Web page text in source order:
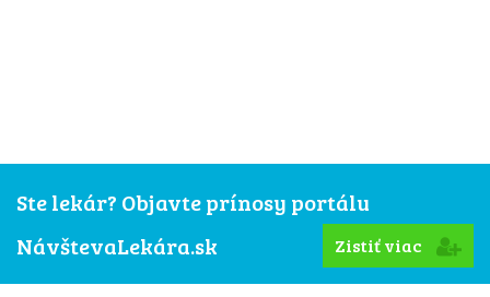
Ste lekár? Objavte prínosy portálu
NávštevaLekára.sk
Zistiť viac